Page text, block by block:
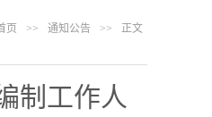
页 >> 通知公告 >> 正文
制工作人